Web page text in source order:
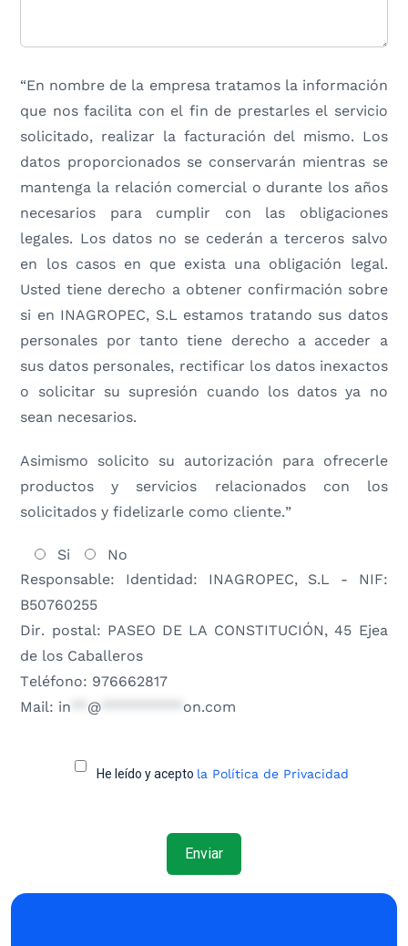
“En nombre de la empresa tratamos la información
que nos facilita con el fin de prestarles el servicio
solicitado, realizar la facturación del mismo. Los
datos proporcionados se conservarán mientras se
mantenga la relación comercial o durante los años
necesarios para cumplir con las obligaciones
legales. Los datos no se cederán a terceros salvo
en los casos en que exista una obligación legal.
Usted tiene derecho a obtener confirmación sobre
si en INAGROPEC, S.L estamos tratando sus datos
personales por tanto tiene derecho a acceder a
sus datos personales, rectificar los datos inexactos
o solicitar su supresión cuando los datos ya no
sean necesarios.
Asimismo solicito su autorización para ofrecerle
productos y servicios relacionados con los
solicitados y fidelizarle como cliente.”
Si
No
Responsable: Identidad: INAGROPEC, S.L - NIF:
B50760255
Dir. postal: PASEO DE LA CONSTITUCIÓN, 45 Ejea
de los Caballeros
Teléfono: 976662817
Mail: in @ on.com
He leído y acepto la Política de Privacidad